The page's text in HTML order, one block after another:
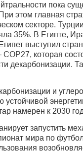
пока
этом главная
секторе.
35%. В Египте,
выступил
которая
декарбонизации.
и
намерен к 2030
запустить
мира по